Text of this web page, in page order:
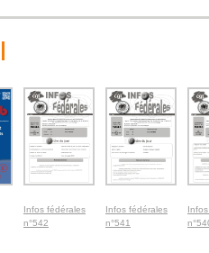
Infos fédérales
n°542
Infos fédérales
n°541